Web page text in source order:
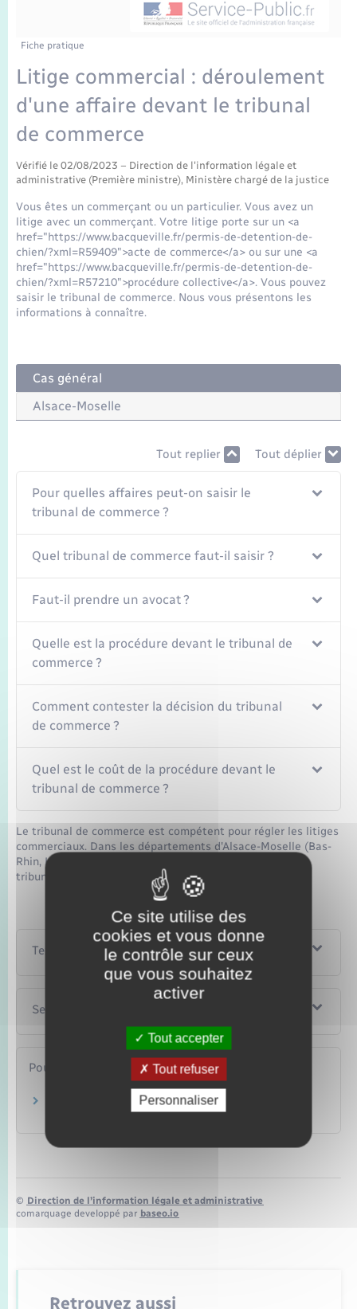
Etat-civil - Papiers - Citoyenneté
Mariage – PACS
Parrainage civil
Recensement
Logement - Urbanisme
Loisirs
Nouvel habitant
Numérique
Organisation d’événement
Sécurité - Prévention
Seniors
Transports
Transports scolaires
Voirie et espace public
Travaux - Autorisation d’occupation de l’espace
Compétences
Plan interactif
Présentation de la commune
Publications
La Communauté de communes
Fiche pratique
Litige commercial : déroulement
d'une affaire devant le tribunal
de commerce
Vérifié le 02/08/2023 – Direction de l'information légale et
administrative (Première ministre), Ministère chargé de la justice
Vous êtes un commerçant ou un particulier. Vous avez un
litige avec un commerçant. Votre litige porte sur un <a
href="https://www.bacqueville.fr/permis-de-detention-de-
chien/?xml=R59409">acte de commerce</a> ou sur une <a
href="https://www.bacqueville.fr/permis-de-detention-de-
chien/?xml=R57210">procédure collective</a>. Vous pouvez
saisir le tribunal de commerce. Nous vous présentons les
informations à connaître.
Cas général
Alsace-Moselle
Tout replier Tout déplier
Pour quelles affaires peut-on saisir le
tribunal de commerce ?
Quel tribunal de commerce faut-il saisir ?
Faut-il prendre un avocat ?
Quelle est la procédure devant le tribunal de
commerce ?
Comment contester la décision du tribunal
de commerce ?
Quel est le coût de la procédure devant le
tribunal de commerce ?
Le tribunal de commerce est compétent pour régler les litiges
commerciaux. Dans les départements d'Alsace-Moselle (Bas-
Rhin, Haut-Rhin et Moselle), la chambre commerciale du
tribunal judiciaire est compétente.
Textes de référence
Services en ligne et formulaires
Pour en savoir plus
Le tribunal de commerce
Ministère chargé de la justice
© Direction de l’information légale et administrative
comarquage developpé par baseo.io
Retrouvez aussi
Ce site utilise des
cookies et vous donne
le contrôle sur ceux
que vous souhaitez
activer
Tout accepter
Tout refuser
Personnaliser